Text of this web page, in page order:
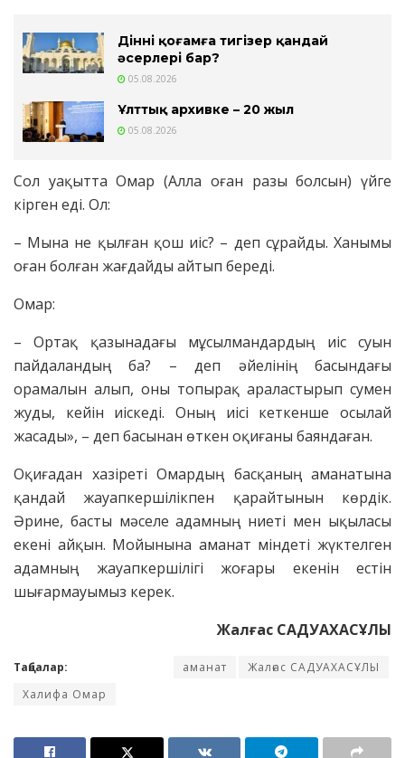
Діннің қоғамға тигізер қандай
әсерлері бар?
05.08.2026
Ұлттық архивке – 20 жыл
05.08.2026
Сол уақытта Омар (Алла оған разы болсын) үйге
кірген еді. Ол:
– Мына не қылған қош иіс? – деп сұрайды. Ханымы
оған болған жағдайды айтып береді.
Омар:
– Ортақ қазынадағы мұсылмандардың иіс суын
пайдаландың ба? – деп әйелінің басындағы
орамалын алып, оны топырақ араластырып сумен
жуды, кейін иіскеді. Оның иісі кеткенше осылай
жасады», – деп басынан өткен оқиғаны баяндаған.
Оқиғадан хазіреті Омардың басқаның аманатына
қандай жауапкершілікпен қарайтынын көрдік.
Әрине, басты мәселе адамның ниеті мен ықыласы
екені айқын. Мойынына аманат міндеті жүктелген
адамның жауапкершілігі жоғары екенін естін
шығармауымыз керек.
Жалғас САДУАХАСҰЛЫ
Таңбалар: аманат
Жалғас САДУАХАСҰЛЫ
Халифа Омар